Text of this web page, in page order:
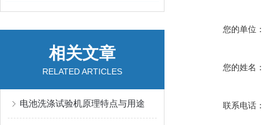
相关文章
RELATED ARTICLES
电池洗涤试验机原理特点与用途
您的单位：
您的姓名：
联系电话：